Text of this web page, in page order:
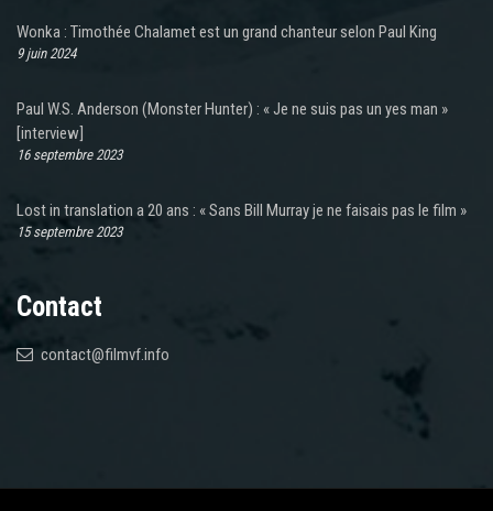
Wonka : Timothée Chalamet est un grand chanteur selon Paul King
9 juin 2024
Paul W.S. Anderson (Monster Hunter) : « Je ne suis pas un yes man »
[interview]
16 septembre 2023
Lost in translation a 20 ans : « Sans Bill Murray je ne faisais pas le film »
15 septembre 2023
Contact
contact@filmvf.info